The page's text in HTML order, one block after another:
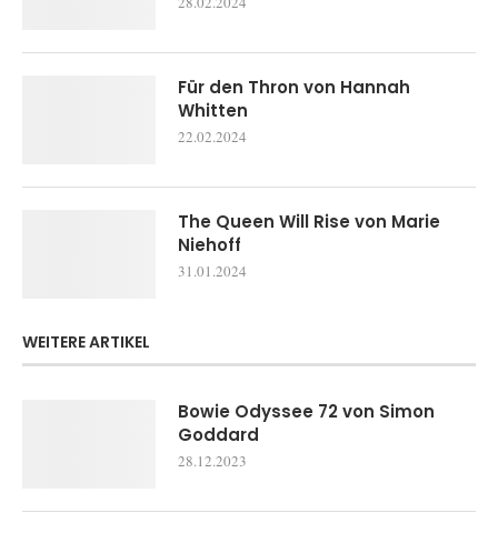
Für den Thron von Hannah
Whitten
22.02.2024
The Queen Will Rise von Marie
Niehoff
31.01.2024
WEITERE ARTIKEL
Bowie Odyssee 72 von Simon
Goddard
28.12.2023